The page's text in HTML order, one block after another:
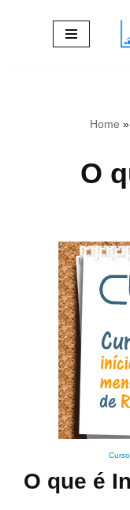
Home »
O
O que é